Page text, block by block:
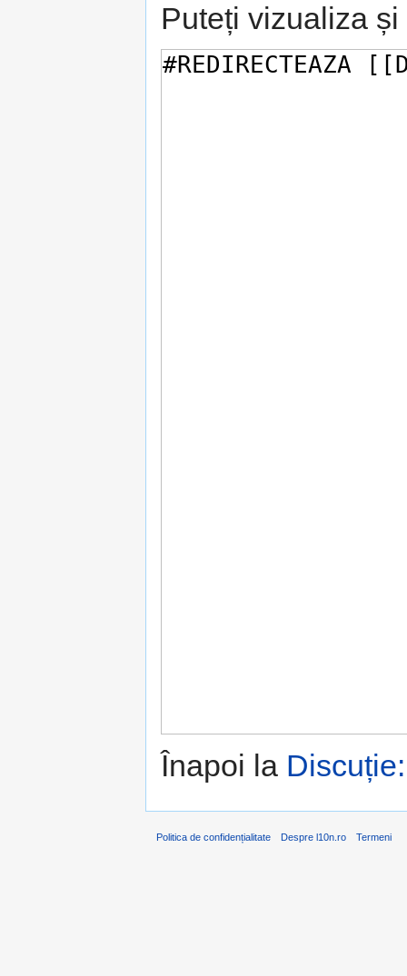
Puteți vizualiza
Înapoi la
Politica de confidențialitate Despre l10n.ro Termeni